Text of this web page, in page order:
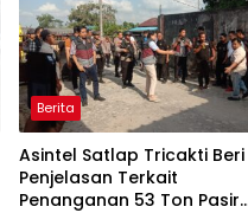
Berita
Asintel Satlap Tricakti Beri
Penjelasan Terkait
Penanganan 53 Ton Pasir